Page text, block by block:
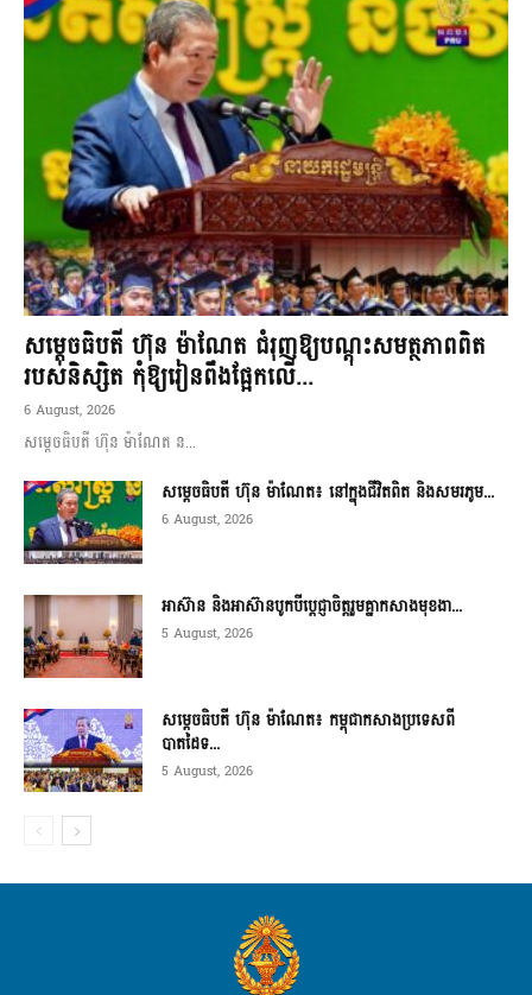
សម្តេចធិបតី ហ៊ុន ម៉ាណែត ជំរុញឱ្យបណ្តុះសមត្ថភាពពិត
របស់និស្សិត កុំឱ្យរៀនពឹងផ្អែកលើ...
6 August, 2026
សម្តេចធិបតី ហ៊ុន ម៉ាណែត ន...
សម្តេចធិបតី ហ៊ុន ម៉ាណែត៖ នៅក្នុងជីវិតពិត និងសមរភូម...
6 August, 2026
អាស៊ាន និងអាស៊ានបូកបីប្តេជ្ញាចិត្តរួមគ្នាកសាងមុខងា...
5 August, 2026
សម្ដេចធិបតី ហ៊ុន ម៉ាណែត៖ កម្ពុជាកសាងប្រទេសពី
បាតដៃទ...
5 August, 2026